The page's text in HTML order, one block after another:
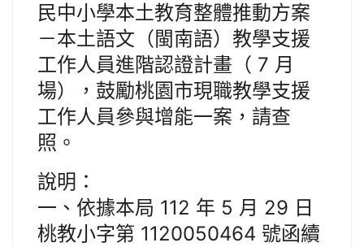
民中小學本土教育整體推動方案
－本土語文（閩南語）教學支援
工作人員進階認證計畫（ 7 月
場），鼓勵桃園市現職教學支援
工作人員參與增能一案，請查
照。
說明：
一、依據本局 112 年 5 月 29 日
桃教小字第 1120050464 號函續